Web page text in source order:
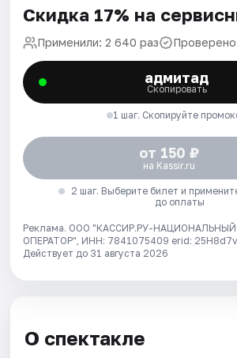
Скидка 17% на
Применили: 2 640 раз
адмитад
Скопировать
1 шаг. Скопируйте
от 150 ₽
на Kassir.ru
2 шаг. Выберите билет и
до оплаты
Реклама. ООО "КАССИР.РУ-
ОПЕРАТОР", ИНН: 7841075409 erid:
Действует до 31 августа 2026
О спектакле